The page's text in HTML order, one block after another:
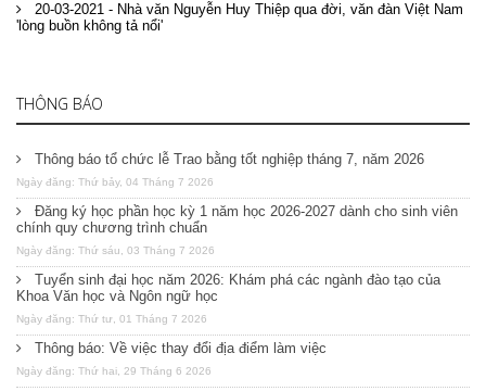
20-03-2021 - Nhà văn Nguyễn Huy Thiệp qua đời, văn đàn Việt Nam
'lòng buồn không tả nổi'
THÔNG BÁO
Thông báo tổ chức lễ Trao bằng tốt nghiệp tháng 7, năm 2026
Ngày đăng: Thứ bảy, 04 Tháng 7 2026
Đăng ký học phần học kỳ 1 năm học 2026-2027 dành cho sinh viên
chính quy chương trình chuẩn
Ngày đăng: Thứ sáu, 03 Tháng 7 2026
Tuyển sinh đại học năm 2026: Khám phá các ngành đào tạo của
Khoa Văn học và Ngôn ngữ học
Ngày đăng: Thứ tư, 01 Tháng 7 2026
Thông báo: Về việc thay đổi địa điểm làm việc
Ngày đăng: Thứ hai, 29 Tháng 6 2026